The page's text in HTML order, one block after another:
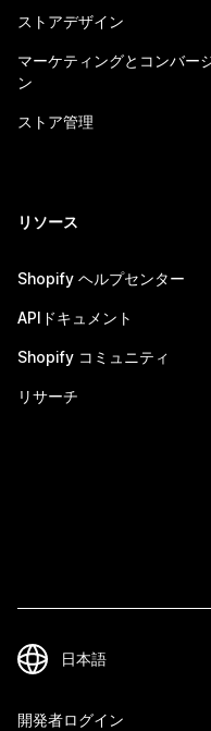
ストアデザイン
マーケティングとコンバー
ン
ストア管理
リソース
Shopify ヘルプセンター
APIドキュメント
Shopify コミュニティ
リサーチ
開発者ログイン